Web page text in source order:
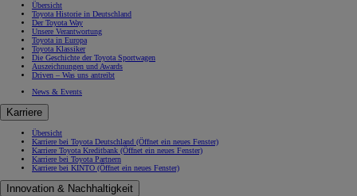
Übersicht
Toyota Historie in Deutschland
Der Toyota Way
Unsere Verantwortung
Toyota in Europa
Toyota Klassiker
Die Geschichte der Toyota Sportwagen
Auszeichnungen und Awards
Driven – Was uns antreibt
News & Events
Karriere
Übersicht
Karriere bei Toyota Deutschland (Öffnet ein neues Fenster)
Karriere Toyota Kreditbank (Öffnet ein neues Fenster)
Karriere bei Toyota Partnern
Karriere bei KINTO (Öffnet ein neues Fenster)
Innovation & Nachhaltigkeit